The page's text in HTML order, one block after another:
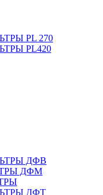
PL 270
PL420
ДФВ
ДФМ
ДФТ